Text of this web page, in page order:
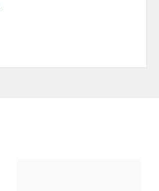
인재채용